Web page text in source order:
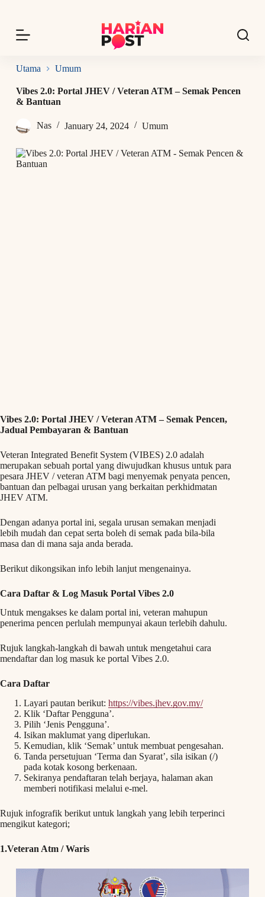
p
o
o
n
Utama Umum
Vibes 2.0: Portal JHEV / Veteran ATM – Semak Pencen
& Bantuan
Nas January 24, 2024 Umum
Vibes 2.0: Portal JHEV / Veteran ATM – Semak Pencen,
Jadual Pembayaran & Bantuan
Veteran Integrated Benefit System (VIBES) 2.0 adalah
merupakan sebuah portal yang diwujudkan khusus untuk para
pesara JHEV / veteran ATM bagi menyemak penyata pencen,
bantuan dan pelbagai urusan yang berkaitan perkhidmatan
JHEV ATM.
Dengan adanya portal ini, segala urusan semakan menjadi
lebih mudah dan cepat serta boleh di semak pada bila-bila
masa dan di mana saja anda berada.
Berikut dikongsikan info lebih lanjut mengenainya.
Cara Daftar & Log Masuk Portal Vibes 2.0
Untuk mengakses ke dalam portal ini, veteran mahupun
penerima pencen perlulah mempunyai akaun terlebih dahulu.
Rujuk langkah-langkah di bawah untuk mengetahui cara
mendaftar dan log masuk ke portal Vibes 2.0.
Cara Daftar
Layari pautan berikut: https://vibes.jhev.gov.my/
Klik ‘Daftar Pengguna’.
Pilih ‘Jenis Pengguna’.
Isikan maklumat yang diperlukan.
Kemudian, klik ‘Semak’ untuk membuat pengesahan.
Tanda persetujuan ‘Terma dan Syarat’, sila isikan (/)
pada kotak kosong berkenaan.
Sekiranya pendaftaran telah berjaya, halaman akan
memberi notifikasi melalui e-mel.
Rujuk infografik berikut untuk langkah yang lebih terperinci
mengikut kategori;
1.Veteran Atm / Waris